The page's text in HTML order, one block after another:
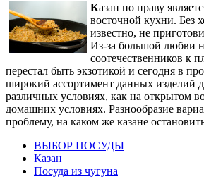
Казан по праву
восточной кухни. Без
известно, не
Из-за большой любви
соотечественников к
перестал быть экзотикой и сегодня в
широкий ассортимент данных изделий
различных условиях, как на открытом
домашних условиях. Разнообразие
проблему, на каком же казане
ВЫБОР ПОСУДЫ
Казан
Посуда из чугуна